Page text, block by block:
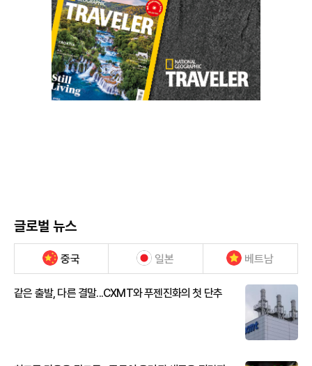
글로벌 뉴스
중국 일본 베트남
같은 출발, 다른 결말...CXMT와 푸젠진화의 첫 단추